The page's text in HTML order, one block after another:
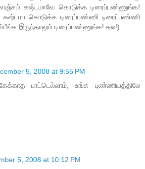
கஷ்டமாவே கொடுக்க டிரைப்பண்ணுங்க!
கஷ்டமா கொடுக்க டிரைப்பண்ணி டிரைப்பண்ணி
இருந்தாலும் டிரைப்பண்ணுங்க! தல!)
5, 2008 at 9:55 PM
பாட்டெல்லாம், உங்க புண்ணியத்திலே
5, 2008 at 10:12 PM